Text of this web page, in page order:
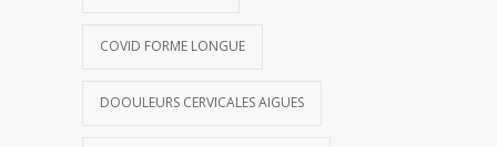
COVID FORME LONGUE
DOOULEURS CERVICALES AIGUES